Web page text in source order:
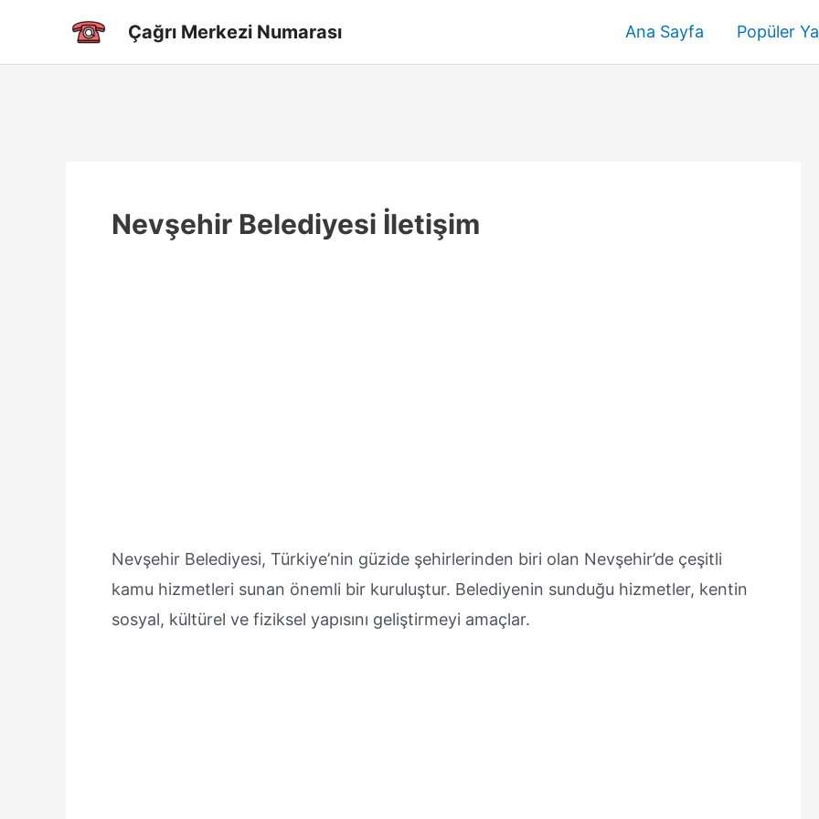
Çağrı Merkezi Numarası Ana Sayfa Popüler
Nevşehir Belediyesi İletişim
Nevşehir Belediyesi, Türkiye’nin güzide şehirlerinden biri olan Nevşehir’de çeşitli
kamu hizmetleri sunan önemli bir kuruluştur. Belediyenin sunduğu hizmetler, kentin
sosyal, kültürel ve fiziksel yapısını geliştirmeyi amaçlar.